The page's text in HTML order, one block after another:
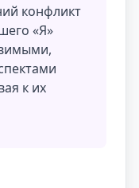
конфликт
«Я»
к их